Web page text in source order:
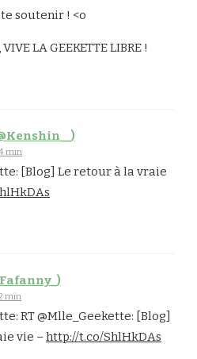
soutenir ! <o
LA GEEKETTE LIBRE !
min
[Blog] Le retour à la vraie
min
RT @Mlle_Geekette: [Blog]
vie –http://t.co/ShlHkDAs